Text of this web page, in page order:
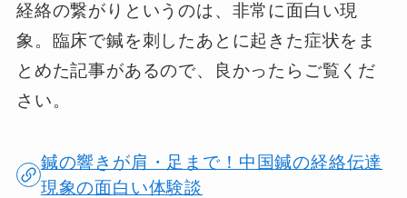
経絡の繋がりというのは、非常に面白い現
象。臨床で鍼を刺したあとに起きた症状をま
とめた記事があるので、良かったらご覧くだ
さい。
鍼の響きが肩・足まで！中国鍼の経絡伝達
現象の面白い体験談